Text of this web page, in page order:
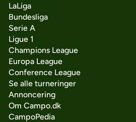
LaLiga
Bundesliga
Serie A
Ligue 1
Champions League
Europa League
Conference League
Se alle turneringer
Annoncering
Om Campo.dk
CampoPedia